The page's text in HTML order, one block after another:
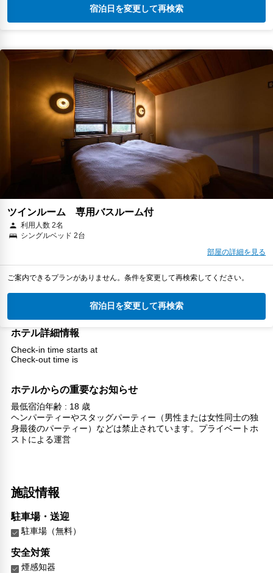
宿泊日を変更して再検索
ツインルーム 専用バスルーム付
利用人数 2名
シングルベッド 2台
部屋の詳細を見る
ご案内できるプランがありません。条件を変更して再検索してください。
宿泊日を変更して再検索
ホテル詳細情報
Check-in time starts at
Check-out time is
ホテルからの重要なお知らせ
最低宿泊年齢 : 18 歳
ヘンパーティーやスタッグパーティー（男性または女性同士の独
身最後のパーティー）などは禁止されています。プライベートホ
ストによる運営
施設情報
駐車場・送迎
駐車場（無料）
安全対策
煙感知器